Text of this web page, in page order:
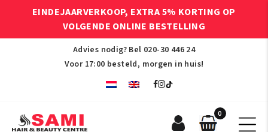
EINDEJAARVERKOOP, EXTRA 5% KORTING OP
VOLGENDE ONLINE BESTELLING
Advies nodig? Bel 020-30 446 24
Voor 17:00 besteld, morgen in huis!
0